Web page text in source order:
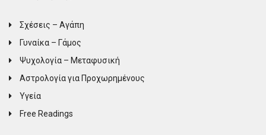
Σχέσεις – Αγάπη
Γυναίκα – Γάμος
Ψυχολογία – Μεταφυσική
Αστρολογία για Προχωρημένους
Υγεία
Free Readings